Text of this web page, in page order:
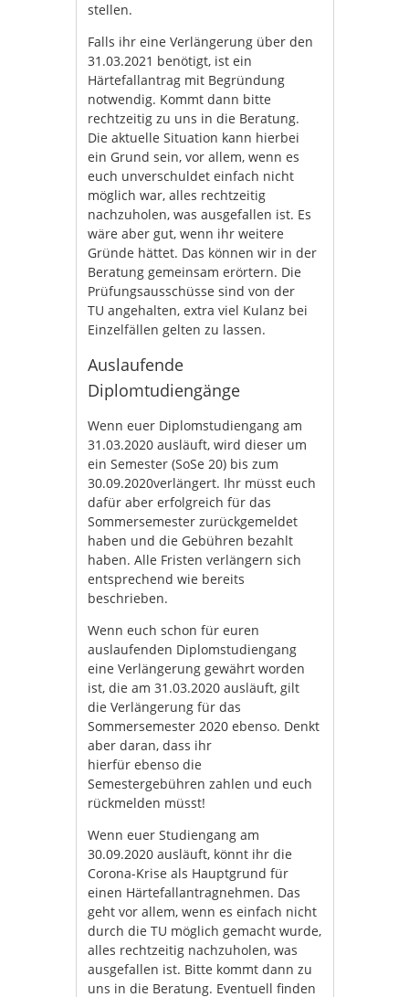
stellen.
Falls ihr eine Verlängerung über den
31.03.2021 benötigt, ist ein
Härtefallantrag mit Begründung
notwendig. Kommt dann bitte
rechtzeitig zu uns in die Beratung.
Die aktuelle Situation kann hierbei
ein Grund sein, vor allem, wenn es
euch unverschuldet einfach nicht
möglich war, alles rechtzeitig
nachzuholen, was ausgefallen ist. Es
wäre aber gut, wenn ihr weitere
Gründe hättet. Das können wir in der
Beratung gemeinsam erörtern. Die
Prüfungsausschüsse sind von der
TU angehalten, extra viel Kulanz bei
Einzelfällen gelten zu lassen.
Auslaufende
Diplomtudiengänge
Wenn euer Diplomstudiengang am
31.03.2020 ausläuft, wird dieser um
ein Semester (SoSe 20) bis zum
30.09.2020verlängert. Ihr müsst euch
dafür aber erfolgreich für das
Sommersemester zurückgemeldet
haben und die Gebühren bezahlt
haben. Alle Fristen verlängern sich
entsprechend wie bereits
beschrieben.
Wenn euch schon für euren
auslaufenden Diplomstudiengang
eine Verlängerung gewährt worden
ist, die am 31.03.2020 ausläuft, gilt
die Verlängerung für das
Sommersemester 2020 ebenso. Denkt
aber daran, dass ihr
hierfür ebenso die
Semestergebühren zahlen und euch
rückmelden müsst!
Wenn euer Studiengang am
30.09.2020 ausläuft, könnt ihr die
Corona-Krise als Hauptgrund für
einen Härtefallantragnehmen. Das
geht vor allem, wenn es einfach nicht
durch die TU möglich gemacht wurde,
alles rechtzeitig nachzuholen, was
ausgefallen ist. Bitte kommt dann zu
uns in die Beratung. Eventuell finden